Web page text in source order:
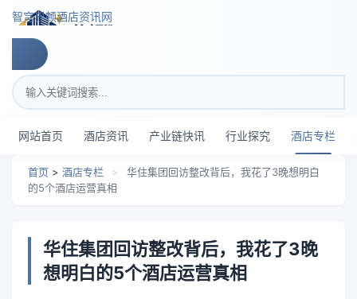
跳转到主要内容
智穹界顿酒店资讯网
搜索关键词
网站首页 酒店资讯 产业链快讯 行业探究 酒店专栏
首页 > 酒店专栏 >
华住集团回访整改背后，我花了3晚想明白
的5个酒店运营真相
华住集团回访整改背后，我花了3晚
想明白的5个酒店运营真相